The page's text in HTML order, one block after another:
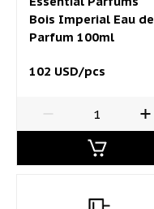
Bois Imperial Eau de
Parfum 100ml
102 USD/pcs